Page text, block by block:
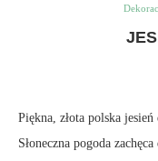
Piękna, złota polska
Słoneczna pogoda